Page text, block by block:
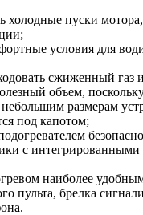
холодные пуски
условия для
сжиженный газ
объем,
размерам
под капотом;
с интегрированными
наиболее
пульта, брелка